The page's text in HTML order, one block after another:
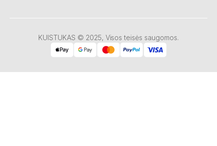
KUISTUKAS © 2025, Visos teisės saugomos.